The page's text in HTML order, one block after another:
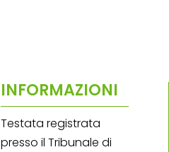
INFORMAZIONI
Testata registrata
presso il Tribunale di